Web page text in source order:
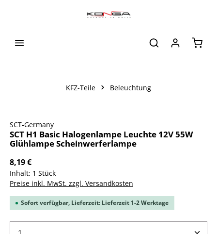
KFZ-Teile Beleuchtung
SCT-Germany
SCT H1 Basic Halogenlampe Leuchte 12V 55W
Glühlampe Scheinwerferlampe
8,19 €
Inhalt: 1 Stück
Preise inkl. MwSt. zzgl. Versandkosten
Sofort verfügbar, Lieferzeit: Lieferzeit 1-2 Werktage
Produkt Anzahl: Gib den gewünschten Wert ein